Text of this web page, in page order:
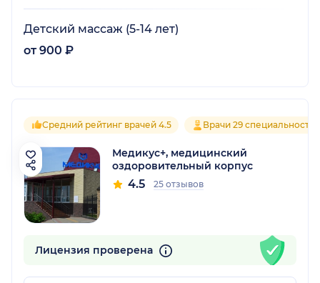
Детский массаж (5-14 лет)
от 900 ₽
Средний рейтинг врачей 4.5 Врачи 29 специальностей
Медикус+, медицинский
оздоровительный корпус
4.5 25 отзывов
Лицензия проверена